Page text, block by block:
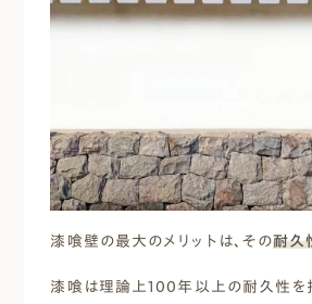
漆喰壁の最大のメリットは、その耐久
漆喰は理論上100年以上の耐久性を